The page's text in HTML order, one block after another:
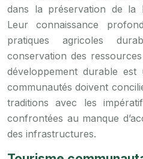
dans la préservation de la
Leur connaissance
pratiques agricoles
conservation des
développement durable est
communautés doivent
traditions avec les
confrontées au manque
des infrastructures.